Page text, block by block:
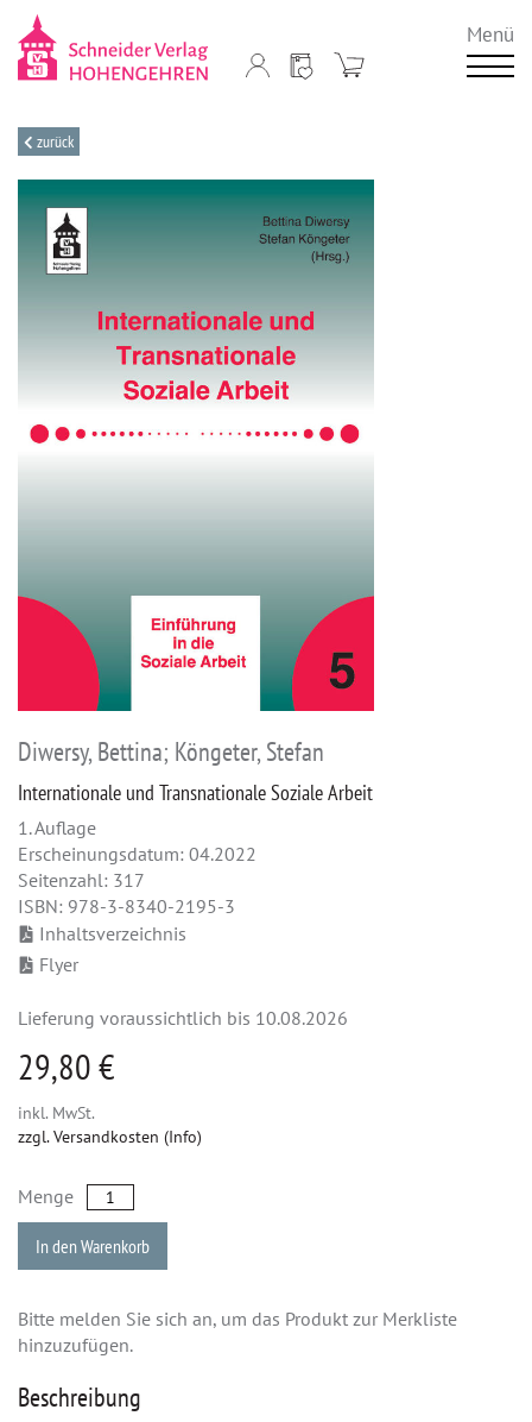
Menü
zurück
Diwersy, Bettina; Köngeter, Stefan
Internationale und Transnationale Soziale Arbeit
1. Auflage
Erscheinungsdatum: 04.2022
Seitenzahl: 317
ISBN: 978-3-8340-2195-3
Inhaltsverzeichnis
Flyer
Lieferung voraussichtlich bis 10.08.2026
29,80 €
inkl. MwSt.
zzgl. Versandkosten (Info)
Menge
In den Warenkorb
Bitte melden Sie sich an, um das Produkt zur Merkliste
hinzuzufügen.
Beschreibung